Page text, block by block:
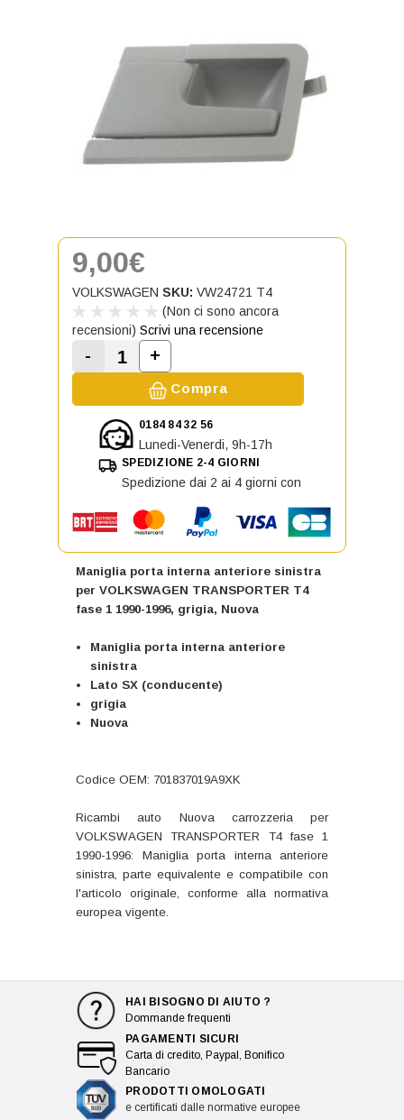
Maniglia porta interna anteriore sinistra
per VOLKSWAGEN TRANSPORTER T4
fase 1 1990-1996, grigia, Nuova
Maniglia porta interna anteriore
sinistra
Lato SX (conducente)
grigia
Nuova
Codice OEM: 701837019A9XK
Ricambi auto Nuova carrozzeria per
VOLKSWAGEN TRANSPORTER T4 fase 1
1990-1996: Maniglia porta interna anteriore
sinistra, parte equivalente e compatibile con
l'articolo originale, conforme alla normativa
europea vigente.
9,00€
VOLKSWAGEN SKU: VW24721 T4
(Non ci sono ancora
recensioni) Scrivi una recensione
Diminuisci la quantità di Maniglia porta
-
Aumenta la quantità di Maniglia
+
Compra
0184 84 32 56
Lunedi-Venerdi, 9h-17h
SPEDIZIONE 2-4 GIORNI
Spedizione dai 2 ai 4 giorni con
HAI BISOGNO DI AIUTO ?
Dommande frequenti
PAGAMENTI SICURI
Carta di credito, Paypal, Bonifico
Bancario
PRODOTTI OMOLOGATI
e certificati dalle normative europee